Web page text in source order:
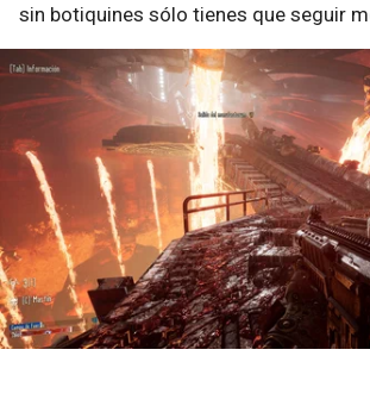
sin botiquines sólo tienes que seguir